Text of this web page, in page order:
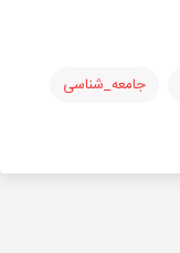
جامعه_شناسی